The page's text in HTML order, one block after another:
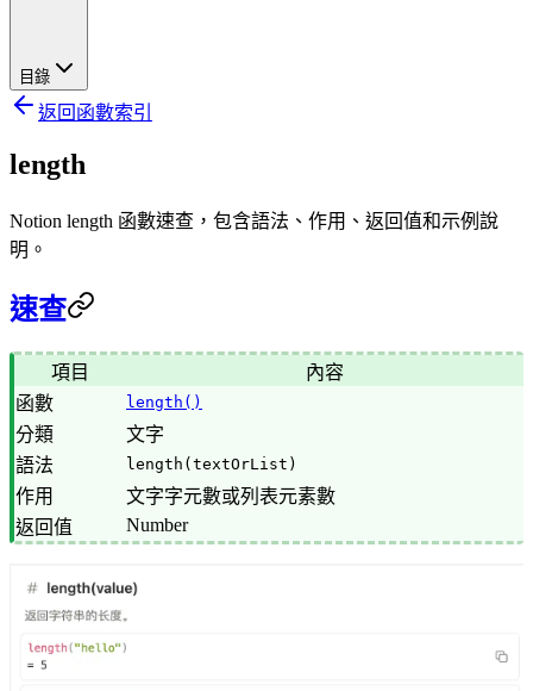
目錄
返回函數索引
length
Notion length 函數速查，包含語法、作用、返回值和示例說
明。
速查
項目
內容
函數
length()
分類
文字
語法
length(textOrList)
作用
文字字元數或列表元素數
返回值
Number